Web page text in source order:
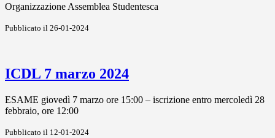
Organizzazione Assemblea Studentesca
Pubblicato il 26-01-2024
ICDL 7 marzo 2024
ESAME giovedì 7 marzo ore 15:00 – iscrizione entro mercoledì 28
febbraio, ore 12:00
Pubblicato il 12-01-2024